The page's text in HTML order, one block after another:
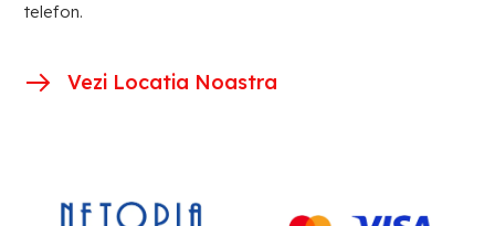
telefon.
Vezi Locatia Noastra